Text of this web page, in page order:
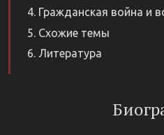
Гражданская война и
Схожие темы
Литература